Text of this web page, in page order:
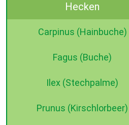
Hecken
Carpinus (Hainbuche)
Fagus (Buche)
Ilex (Stechpalme)
Prunus (Kirschlorbeer)